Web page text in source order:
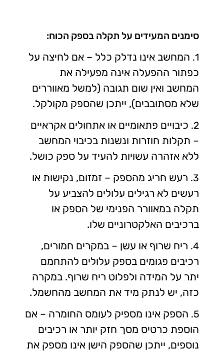
סימנים המעידים על תקלה בספק הכוח:
1. המחשב אינו נדלק כלל – אם לחיצה על
כפתור ההפעלה אינה מפעילה את
המחשב ואין שום תגובה (למשל מאווררים
שלא מסתובבים), ייתכן שהספק מקולקל.
2. כיבויים פתאומיים או אתחולים אקראיים
– תקלות חוזרות ונשנות בכיבוי המחשב
ללא אזהרה עשויות להעיד על ספק כושל.
3. רעש חריג מהספק – זמזום, נקישות או
רעשים לא רגילים עלולים להצביע על
תקלה במאוורר הפנימי של הספק או
ברכיבים האלקטרוניים שלו.
4. ריח שרוף או עשן – במקרים חמורים,
רכיבים פגומים בספק עלולים להתחמם
יתר על המידה ולפלוט ריח שרוף. במקרה
כזה, יש לנתק מיד את המחשב מהחשמל.
5. הספק אינו מספיק לעומס החומרה – אם
הוספת כרטיס מסך חזק יותר או רכיבים
נוספים, ייתכן שהספק הישן אינו מספק את